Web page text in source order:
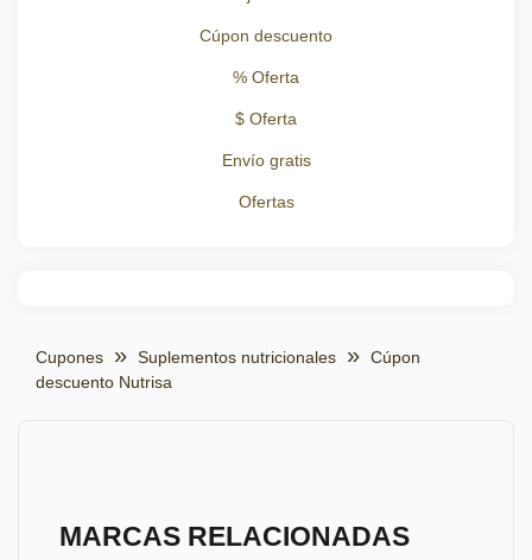
Cúpon descuento
% Oferta
$ Oferta
Envío gratis
Ofertas
Cupones Suplementos nutricionales
Cúpon
descuento Nutrisa
MARCAS RELACIONADAS